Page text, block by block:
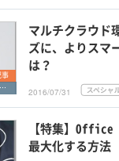
グループウェア・コラ
この条件で検索す
事
グループウェア・コラボレーション
マルチクラウド
ズに、よりスマ
は？
2016/07/31
【特集】
最大化する方法